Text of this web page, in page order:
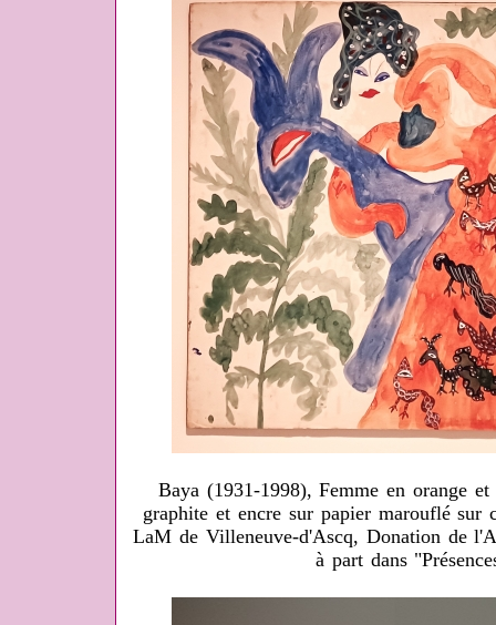
Baya (1931-1998), Femme en orange
graphite et encre sur papier marouflé sur
LaM de Villeneuve-d'Ascq, Donation de
à part dans